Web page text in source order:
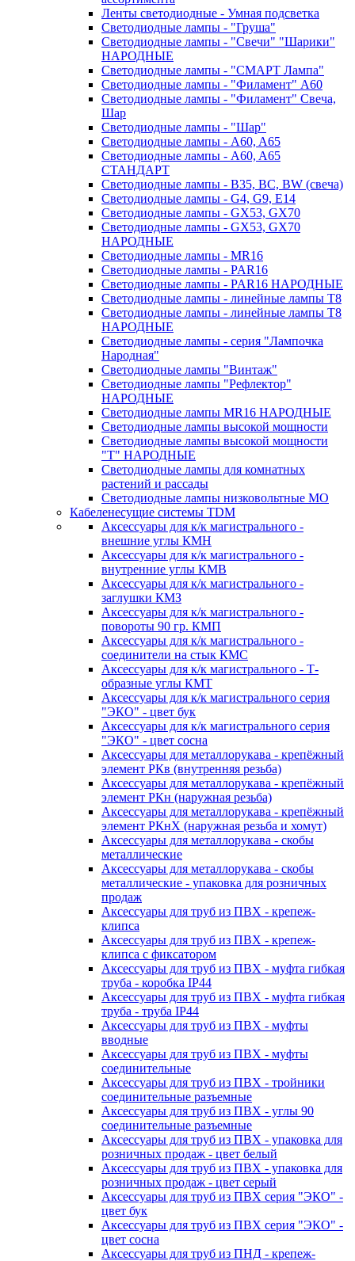
Ленты светодиодные - Умная подсветка
Светодиодные лампы - "Груша"
Светодиодные лампы - "Свечи" "Шарики"
НАРОДНЫЕ
Светодиодные лампы - "СМАРТ Лампа"
Светодиодные лампы - "Филамент" A60
Светодиодные лампы - "Филамент" Свеча,
Шар
Светодиодные лампы - "Шар"
Светодиодные лампы - A60, A65
Светодиодные лампы - A60, A65
СТАНДАРТ
Светодиодные лампы - B35, BC, BW (свеча)
Светодиодные лампы - G4, G9, Е14
Светодиодные лампы - GX53, GX70
Светодиодные лампы - GX53, GX70
НАРОДНЫЕ
Светодиодные лампы - MR16
Светодиодные лампы - PAR16
Светодиодные лампы - PAR16 НАРОДНЫЕ
Светодиодные лампы - линейные лампы T8
Светодиодные лампы - линейные лампы T8
НАРОДНЫЕ
Светодиодные лампы - серия "Лампочка
Народная"
Светодиодные лампы "Винтаж"
Светодиодные лампы "Рефлектор"
НАРОДНЫЕ
Светодиодные лампы MR16 НАРОДНЫЕ
Светодиодные лампы высокой мощности
Светодиодные лампы высокой мощности
"Т" НАРОДНЫЕ
Светодиодные лампы для комнатных
растений и рассады
Светодиодные лампы низковольтные МО
Кабеленесущие системы TDM
Аксессуары для к/к магистрального -
внешние углы КМН
Аксессуары для к/к магистрального -
внутренние углы КМВ
Аксессуары для к/к магистрального -
заглушки КМЗ
Аксессуары для к/к магистрального -
повороты 90 гр. КМП
Аксессуары для к/к магистрального -
соединители на стык КМС
Аксессуары для к/к магистрального - Т-
образные углы КМТ
Аксессуары для к/к магистрального серия
"ЭКО" - цвет бук
Аксессуары для к/к магистрального серия
"ЭКО" - цвет сосна
Аксессуары для металлорукава - крепёжный
элемент РКв (внутренняя резьба)
Аксессуары для металлорукава - крепёжный
элемент РКн (наружная резьба)
Аксессуары для металлорукава - крепёжный
элемент РКнХ (наружная резьба и хомут)
Аксессуары для металлорукава - скобы
металлические
Аксессуары для металлорукава - скобы
металлические - упаковка для розничных
продаж
Аксессуары для труб из ПВХ - крепеж-
клипса
Аксессуары для труб из ПВХ - крепеж-
клипса с фиксатором
Аксессуары для труб из ПВХ - муфта гибкая
труба - коробка IP44
Аксессуары для труб из ПВХ - муфта гибкая
труба - труба IP44
Аксессуары для труб из ПВХ - муфты
вводные
Аксессуары для труб из ПВХ - муфты
соединительные
Аксессуары для труб из ПВХ - тройники
соединительные разъемные
Аксессуары для труб из ПВХ - углы 90
соединительные разъемные
Аксессуары для труб из ПВХ - упаковка для
розничных продаж - цвет белый
Аксессуары для труб из ПВХ - упаковка для
розничных продаж - цвет серый
Аксессуары для труб из ПВХ серия "ЭКО" -
цвет бук
Аксессуары для труб из ПВХ серия "ЭКО" -
цвет сосна
Аксессуары для труб из ПНД - крепеж-